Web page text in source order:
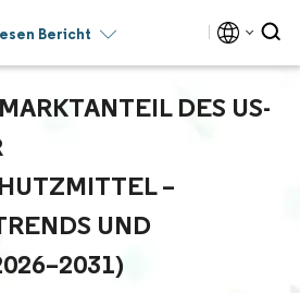
Bericht
DES US-M
– W
UND P